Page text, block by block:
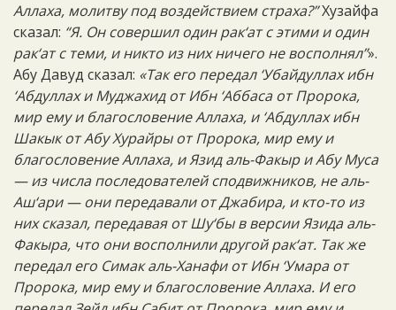
Аллаха, молитву под воздействием страха?”Хузайфа
сказал: “Я. Он совершил один рак‘ат с этими и один
рак‘ат с теми, и никто из них ничего не восполнял”».
Абу Давуд сказал: «Так его передал ‘Убайдуллах ибн
‘Абдуллах и Муджахид от Ибн ‘Аббаса от Пророка,
мир ему и благословение Аллаха, и ‘Абдуллах ибн
Шакык от Абу Хурайры от Пророка, мир ему и
благословение Аллаха, и Язид аль-Факыр и Абу Муса
— из числа последователей сподвижников, не аль-
Аш‘ари — они передавали от Джабира, и кто-то из
них сказал, передавая от Шу‘бы в версии Язида аль-
Факыра, что они восполнили другой рак‘ат. Так же
передал его Симак аль-Ханафи от Ибн ‘Умара от
Пророка, мир ему и благословение Аллаха. И его